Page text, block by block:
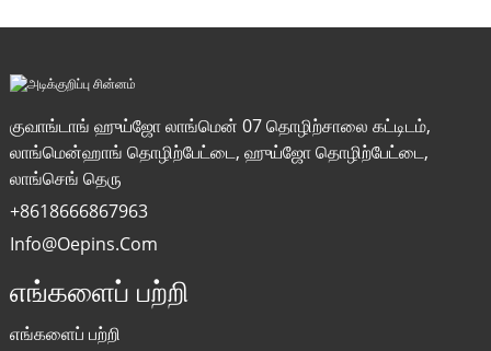
குவாங்டாங் ஹுய்ஜோ லாங்மென் 07 தொழிற்சாலை கட்டிடம்,
லாங்மென்ஹாங் தொழிற்பேட்டை, ஹுய்ஜோ தொழிற்பேட்டை,
லாங்செங் தெரு
+8618666867963
Info@oepins.com
எங்களைப் பற்றி
எங்களைப் பற்றி